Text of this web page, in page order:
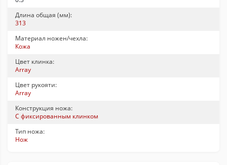
Длина общая (мм):
313
Материал ножен/чехла:
Кожа
Цвет клинка:
Array
Цвет рукояти:
Array
Конструкция ножа:
С фиксированным клинком
Тип ножа:
Нож